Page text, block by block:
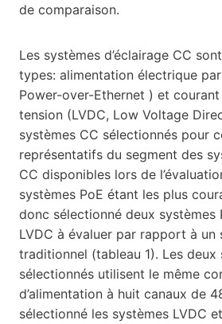
de comparaison.
Les systèmes d’éclairage CC
types: alimentation électrique
Power-over-Ethernet ) et
tension (LVDC, Low Voltage
systèmes CC sélectionnés pour
représentatifs du segment des
CC disponibles lors de
systèmes PoE étant les plus
donc sélectionné deux systèmes
LVDC à évaluer par rapport à un
traditionnel (tableau 1). Les deux
sélectionnés utilisent le même
d’alimentation à huit canaux de
sélectionné les systèmes LVDC